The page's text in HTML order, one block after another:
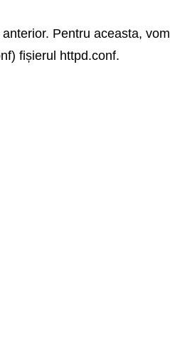
Pentru aceasta, vom
fișierul httpd.conf.